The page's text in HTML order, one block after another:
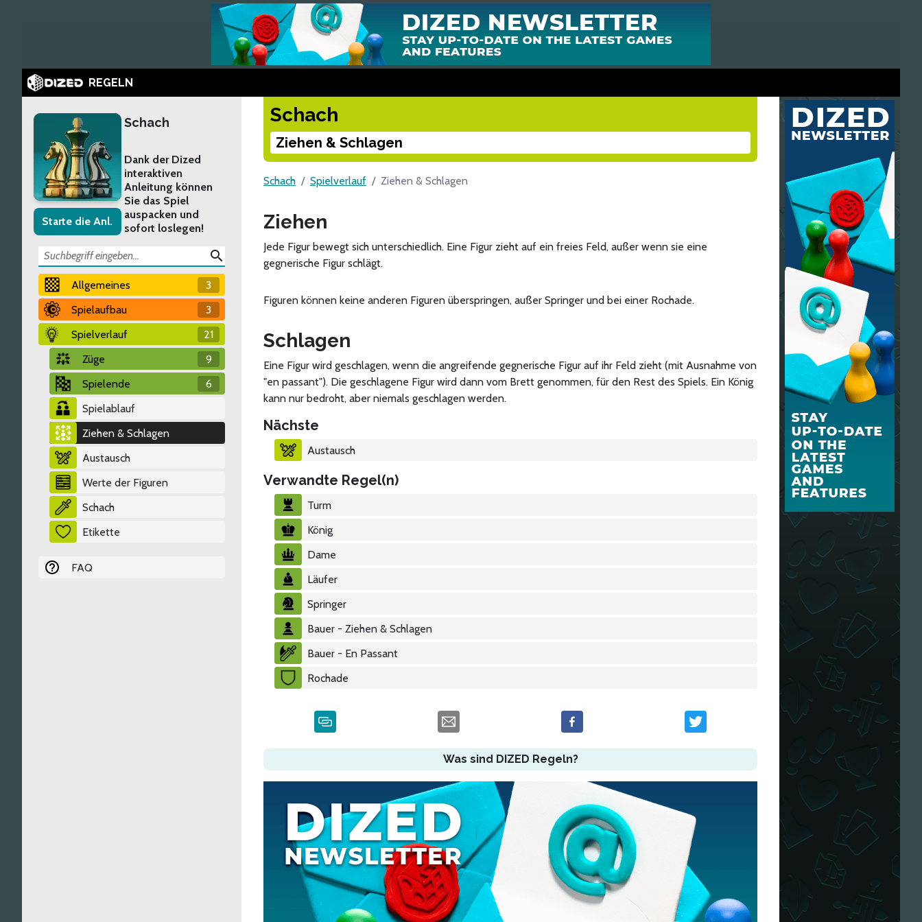
REGELN
Starte die Anl.
Schach
Dank der Dized
interaktiven
Anleitung können
Sie das Spiel
auspacken und
sofort loslegen!
search
Allgemeines
3
Spielaufbau
3
Spielverlauf
21
Züge
9
Spielende
6
Spielablauf
Ziehen & Schlagen
Austausch
Werte der Figuren
Schach
Etikette
FAQ
Schach
Ziehen & Schlagen
Schach Spielverlauf Ziehen & Schlagen
Ziehen
Jede Figur bewegt sich unterschiedlich. Eine Figur zieht auf ein freies Feld, außer wenn sie eine
gegnerische Figur schlägt.
Figuren können keine anderen Figuren überspringen, außer Springer und bei einer Rochade.
Schlagen
Eine Figur wird geschlagen, wenn die angreifende gegnerische Figur auf ihr Feld zieht (mit Ausnahme von
"en passant"). Die geschlagene Figur wird dann vom Brett genommen, für den Rest des Spiels. Ein König
kann nur bedroht, aber niemals geschlagen werden.
Nächste
Austausch
Verwandte Regel(n)
Turm
König
Dame
Läufer
Springer
Bauer - Ziehen & Schlagen
Bauer - En Passant
Rochade
Was sind DIZED Regeln?